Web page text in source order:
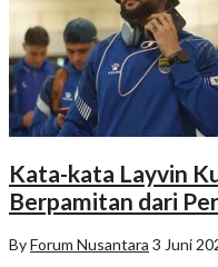
Kata-kata Layvin
Berpamitan dari
ByForum Nusantara 3 Juni